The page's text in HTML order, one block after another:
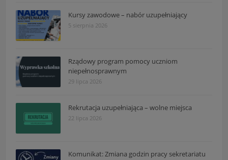
Kursy zawodowe – nabór uzupełniający
5 sierpnia 2026
Rządowy program pomocy uczniom
niepełnosprawnym
29 lipca 2026
Rekrutacja uzupełniająca – wolne miejsca
22 lipca 2026
Komunikat: Zmiana godzin pracy sekretariatu